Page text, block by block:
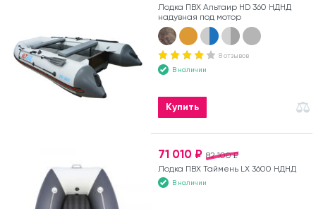
Лодка ПВХ Альтаир HD 360 НДНД
надувная под мотор
8 отзывов
В наличии
Купить
82 100 ₽
71 010 ₽
Лодка ПВХ Таймень LX 3600 НДНД
В наличии